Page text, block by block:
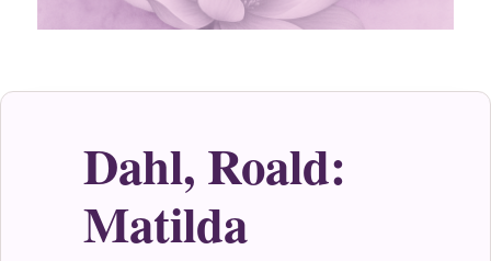
Dahl, Roald:
Matilda